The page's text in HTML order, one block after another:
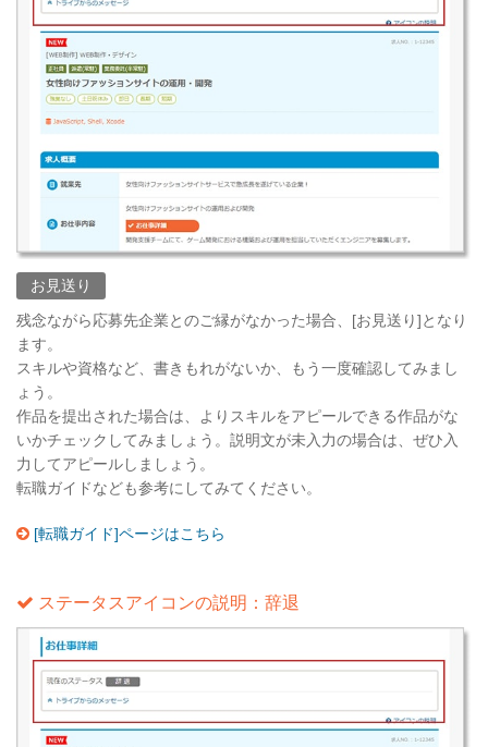
お見送り
残念ながら応募先企業とのご縁がなかった場合、[お見送り]となり
ます。
スキルや資格など、書きもれがないか、もう一度確認してみまし
ょう。
作品を提出された場合は、よりスキルをアピールできる作品がな
いかチェックしてみましょう。説明文が未入力の場合は、ぜひ入
力してアピールしましょう。
転職ガイドなども参考にしてみてください。
[転職ガイド]ページはこちら
ステータスアイコンの説明：辞退